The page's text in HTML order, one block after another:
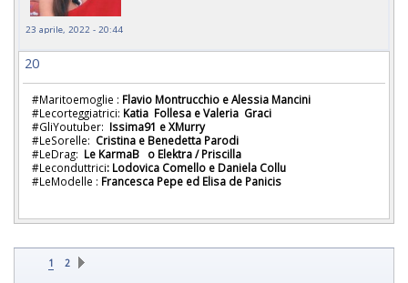
23 aprile, 2022 - 20:44
20
#Maritoemoglie : Flavio Montrucchio e Alessia Mancini
#Lecorteggiatrici: Katia Follesa e Valeria Graci
#GliYoutuber: Issima91 e XMurry
#LeSorelle: Cristina e Benedetta Parodi
#LeDrag: Le KarmaB o Elektra / Priscilla
#Leconduttrici: Lodovica Comello e Daniela Collu
#LeModelle : Francesca Pepe ed Elisa de Panicis
1 2